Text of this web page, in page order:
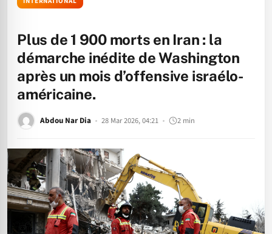
Plus de 1 900 morts en Iran : la
démarche inédite de Washington
après un mois d’offensive israélo-
américaine.
Abdou Nar Dia 28 Mar 2026, 04:21 2 min